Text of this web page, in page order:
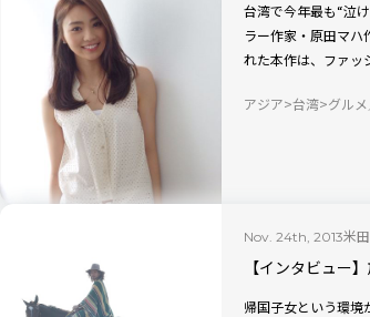
台湾で今年最も“泣
ラー作家・原田マ
れた本作は、ファ
アジア 台湾 グル
Nov. 24th, 2013米
【インタビュー
帰国子女という環境が結んだ、音楽の